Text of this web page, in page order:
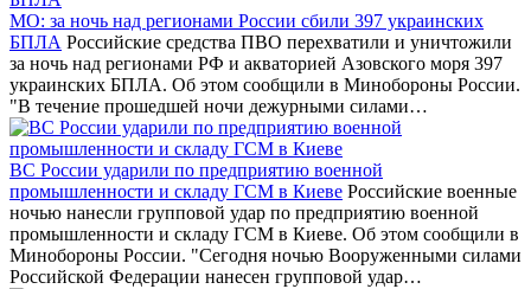
МО: за ночь над регионами России сбили 397 украинских
БПЛА Российские средства ПВО перехватили и уничтожили
за ночь над регионами РФ и акваторией Азовского моря 397
украинских БПЛА. Об этом сообщили в Минобороны России.
"В течение прошедшей ночи дежурными силами…
ВС России ударили по предприятию военной
промышленности и складу ГСМ в Киеве Российские военные
ночью нанесли групповой удар по предприятию военной
промышленности и складу ГСМ в Киеве. Об этом сообщили в
Минобороны России. "Сегодня ночью Вооруженными силами
Российской Федерации нанесен групповой удар…